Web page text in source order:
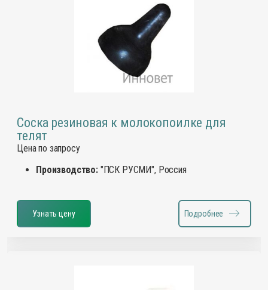
Соска резиновая к молокопоилке для
телят
Цена по запросу
Производство:"ПСК РУСМИ", Россия
Узнать цену Подробнее